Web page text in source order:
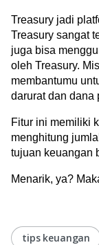
Treasury jadi
Treasury sangat
juga bisa
oleh Treasury.
membantumu
darurat dan dana
Fitur ini memiliki
menghitung
tujuan keuangan
Menarik, ya?
tips keuangan